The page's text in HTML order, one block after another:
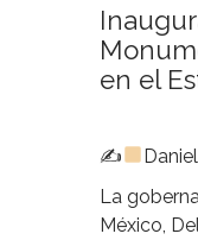
en el
✍
La
México,